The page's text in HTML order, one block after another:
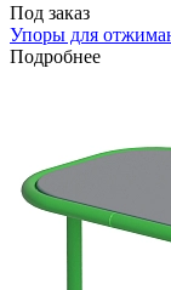
Под заказ
Упоры для
Подробнее